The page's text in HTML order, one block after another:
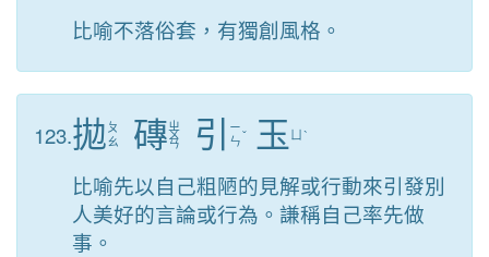
比喻不落俗套，有獨創風格。
123.拋 ㄆ
ㄠ
磚ㄓ
ㄨ
ㄢ 引
ㄧ
ㄣˇ 玉 ˋ
比喻先以自己粗陋的見解或行動來引發別
人美好的言論或行為。謙稱自己率先做
事。